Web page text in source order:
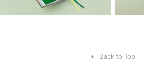
↑ Back to Top